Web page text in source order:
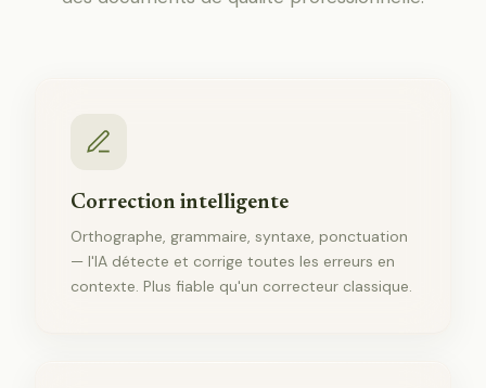
Correction intelligente
Orthographe, grammaire, syntaxe, ponctuation
— l'IA détecte et corrige toutes les erreurs en
contexte. Plus fiable qu'un correcteur classique.